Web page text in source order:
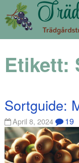
Etikett:
Sortguide:
April 8, 2024 19